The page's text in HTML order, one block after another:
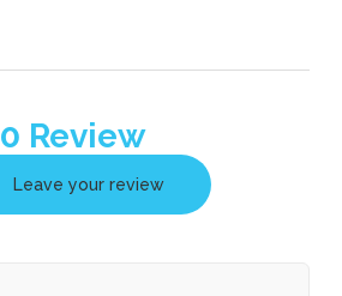
0 Review
Leave your review